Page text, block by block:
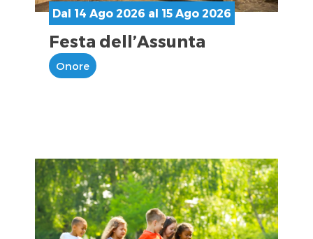
Dal 14 Ago 2026 al 15 Ago 2026
Festa dell’Assunta
Onore